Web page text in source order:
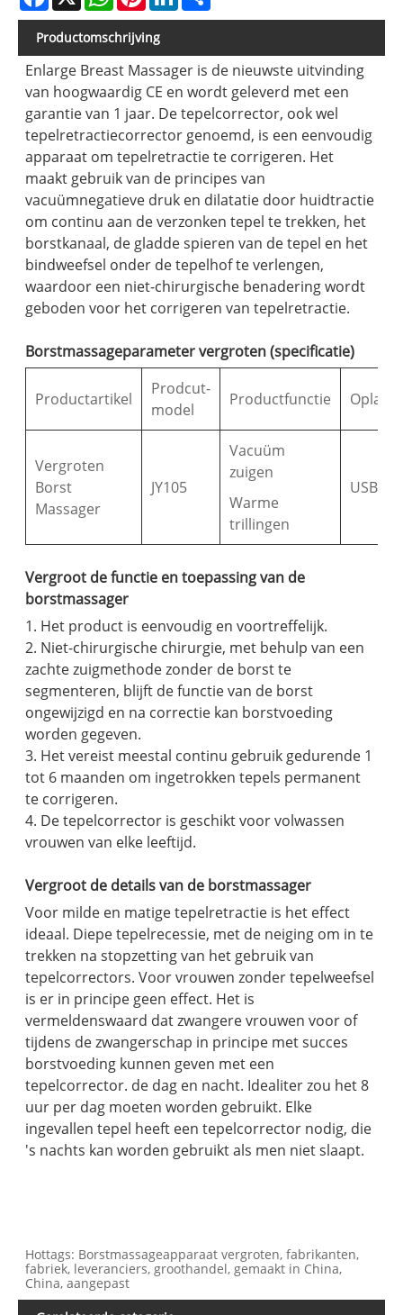
Productomschrijving
Enlarge Breast Massager is de nieuwste uitvinding
van hoogwaardig CE en wordt geleverd met een
garantie van 1 jaar. De tepelcorrector, ook wel
tepelretractiecorrector genoemd, is een eenvoudig
apparaat om tepelretractie te corrigeren. Het
maakt gebruik van de principes van
vacuümnegatieve druk en dilatatie door huidtractie
om continu aan de verzonken tepel te trekken, het
borstkanaal, de gladde spieren van de tepel en het
bindweefsel onder de tepelhof te verlengen,
waardoor een niet-chirurgische benadering wordt
geboden voor het corrigeren van tepelretractie.
Borstmassageparameter vergroten (specificatie)
Productartikel
Prodcut-
model
Productfunctie
Vergroten
Borst
Massager
JY105
Vacuüm
zuigen
Warme
trillingen
USB
Vergroot de functie en toepassing van de
borstmassager
1. Het product is eenvoudig en voortreffelijk.
2. Niet-chirurgische chirurgie, met behulp van een
zachte zuigmethode zonder de borst te
segmenteren, blijft de functie van de borst
ongewijzigd en na correctie kan borstvoeding
worden gegeven.
3. Het vereist meestal continu gebruik gedurende 1
tot 6 maanden om ingetrokken tepels permanent
te corrigeren.
4. De tepelcorrector is geschikt voor volwassen
vrouwen van elke leeftijd.
Vergroot de details van de borstmassager
Voor milde en matige tepelretractie is het effect
ideaal. Diepe tepelrecessie, met de neiging om in te
trekken na stopzetting van het gebruik van
tepelcorrectors. Voor vrouwen zonder tepelweefsel
is er in principe geen effect. Het is
vermeldenswaard dat zwangere vrouwen voor of
tijdens de zwangerschap in principe met succes
borstvoeding kunnen geven met een
tepelcorrector. de dag en nacht. Idealiter zou het 8
uur per dag moeten worden gebruikt. Elke
ingevallen tepel heeft een tepelcorrector nodig, die
's nachts kan worden gebruikt als men niet slaapt.
Hottags: Borstmassageapparaat vergroten, fabrikanten,
fabriek, leveranciers, groothandel, gemaakt in China,
China, aangepast